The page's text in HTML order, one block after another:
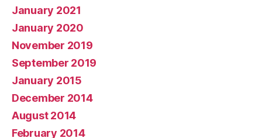
January 2021
January 2020
November 2019
September 2019
January 2015
December 2014
August 2014
February 2014